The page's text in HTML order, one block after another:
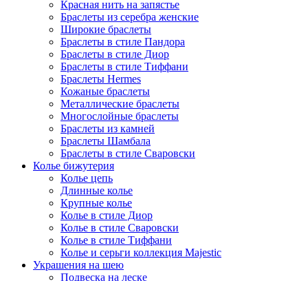
Красная нить на запястье
Браслеты из серебра женские
Широкие браслеты
Браслеты в стиле Пандора
Браслеты в стиле Диор
Браслеты в стиле Тиффани
Браслеты Hermes
Кожаные браслеты
Металлические браслеты
Многослойные браслеты
Браслеты из камней
Браслеты Шамбала
Браслеты в стиле Сваровски
Колье бижутерия
Колье цепь
Длинные колье
Крупные колье
Колье в стиле Диор
Колье в стиле Сваровски
Колье в стиле Тиффани
Колье и серьги коллекция Majestic
Украшения на шею
Подвеска на леске